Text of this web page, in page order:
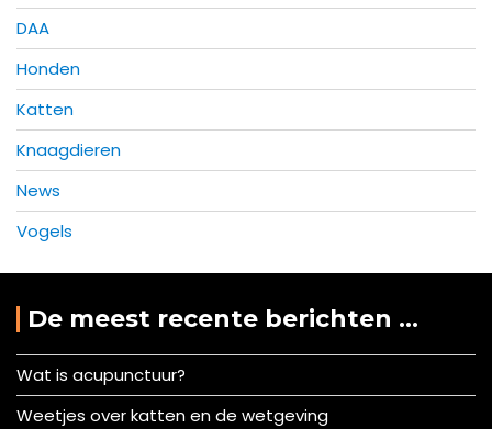
DAA
Honden
Katten
Knaagdieren
News
Vogels
De meest recente berichten …
Wat is acupunctuur?
Weetjes over katten en de wetgeving